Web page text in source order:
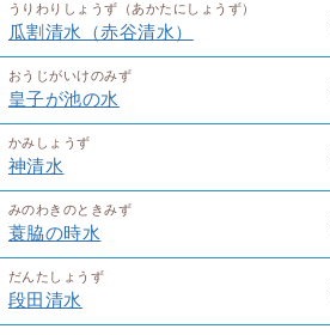
うりわりしょうず（あかたにしょうず）
瓜割清水（赤谷清水）
おうじがいけのみず
皇子が池の水
かみしょうず
神清水
みのわきのときみず
蓑脇の時水
だんたしょうず
段田清水